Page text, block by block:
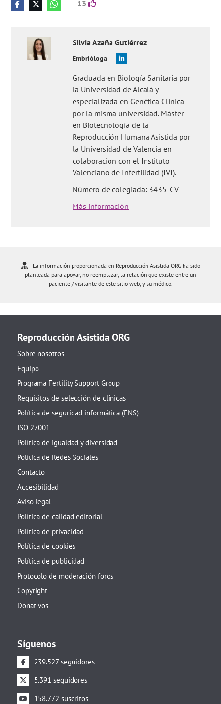
13
Silvia Azaña Gutiérrez
Embrióloga
Graduada en Biología Sanitaria por
la Universidad de Alcalá y
especializada en Genética Clínica
por la misma universidad. Máster
en Biotecnología de la
Reproducción Humana Asistida por
la Universidad de Valencia en
colaboración con el Instituto
Valenciano de Infertilidad (IVI).
Número de colegiada: 3435-CV
Más información
La información proporcionada en Reproducción Asistida ORG ha sido
planteada para apoyar, no reemplazar, la relación que existe entre un
paciente / visitante de este sitio web, y su médico.
Reproducción Asistida ORG
Sobre nosotros
Equipo
Programa Fertility Support Group
Requisitos de selección de clínicas
Política de seguridad informática (ENS)
ISO 27001
Política de igualdad y diversidad
Política de Redes Sociales
Contacto
Accesibilidad
Aviso legal
Política de calidad editorial
Política de privacidad
Política de cookies
Política de publicidad
Protocolo de moderación foros
Copyright
Donativos
Síguenos
239.527 seguidores
5.391 seguidores
158.772 suscritos